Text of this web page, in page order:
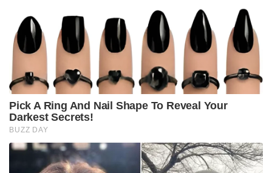
Pick A Ring And Nail Shape To Reveal Your
Darkest Secrets!
BUZZ DAY